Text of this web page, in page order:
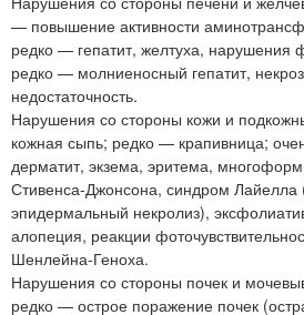
— повышение активности
редко — гепатит, желтуха, нарушения
редко — молниеносный гепатит,
недостаточность.
Нарушения со стороны кожи и
кожная сыпь; редко — крапивница;
дерматит, экзема, эритема,
Стивенса-Джонсона, синдром Лайелла
эпидермальный некролиз),
алопеция, реакции
Шенлейна-Геноха.
Нарушения со стороны почек и
редко — острое поражение почек